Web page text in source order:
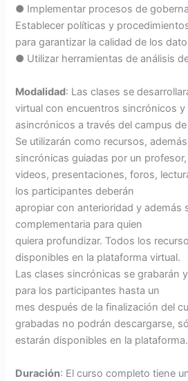
● Implementar procesos de
Establecer políticas y
para garantizar la calidad de los
● Utilizar herramientas de análisis
Modalidad: Las clases se
virtual con encuentros sincrónicos y
asincrónicos a través del campus de
Se utilizarán como recursos,
sincrónicas guiadas por un profesor,
videos, presentaciones, foros,
los participantes deberán
apropiar con anterioridad y además
complementaria para quien
quiera profundizar. Todos los
disponibles en la plataforma virtual.
Las clases sincrónicas se grabarán
para los participantes hasta un
mes después de la finalización del
grabadas no podrán descargarse,
estarán disponibles en la plataforma.
Duración: El curso completo tiene